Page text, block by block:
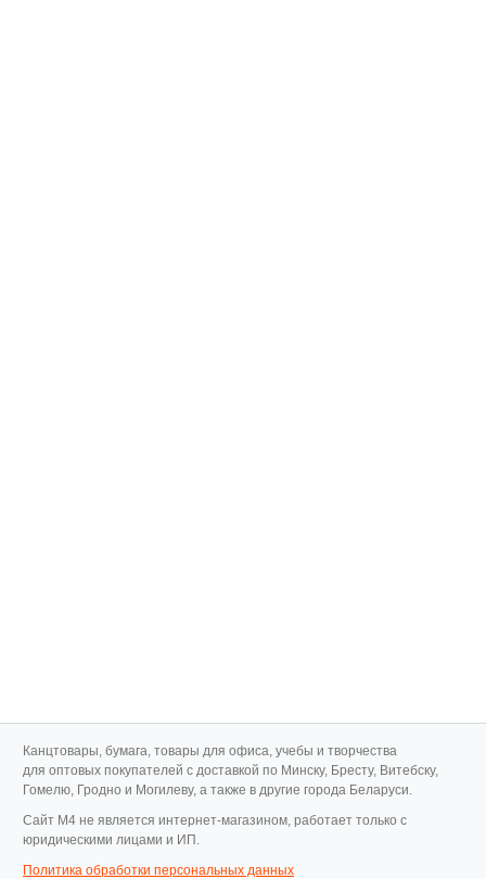
Канцтовары, бумага, товары для офиса, учебы и творчества
для оптовых покупателей с доставкой по Минску, Бресту, Витебску,
Гомелю, Гродно и Могилеву, а также в другие города Беларуси.
Cайт M4 не является интернет-магазином, работает только с
юридическими лицами и ИП.
Политика обработки персональных данных